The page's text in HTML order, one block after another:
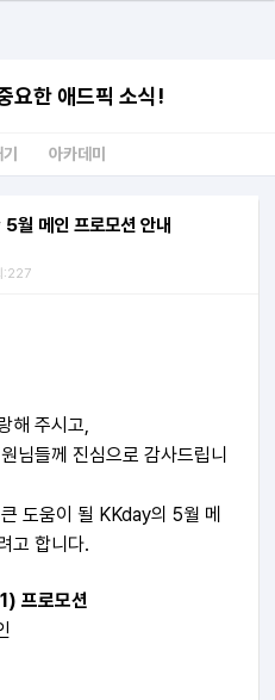
요한 애드픽 소식!
아카데미
월 메인 프로모션 안내
해 주시고,
님들께 진심으로 감사드립니
도움이 될 KKday의 5월 메
고 합니다.
프로모션